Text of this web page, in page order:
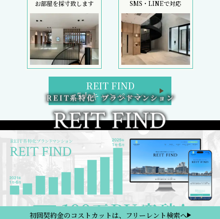
お部屋を採寸致します
SMS・LINEで対応
REIT FIND
5大キャンペーン
初回契約金のコストカットは、フリーレント検索へ